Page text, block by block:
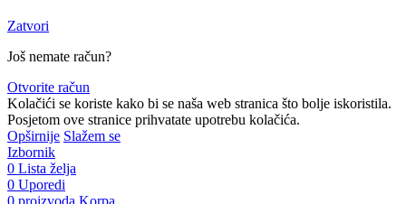
Zatvori
Još nemate račun?
Otvorite račun
Kolačići se koriste kako bi se naša web stranica što bolje iskoristila.
Posjetom ove stranice prihvatate upotrebu kolačića.
Opširnije Slažem se
Izbornik
0 Lista želja
0 Uporedi
0 proizvoda Korpa